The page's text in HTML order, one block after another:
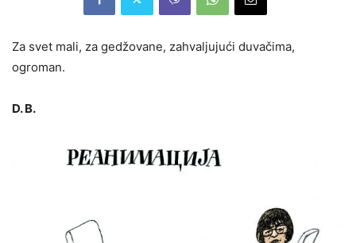
Za svet mali, za gedžovane, zahvaljujući duvačima,
ogroman.
D. B.